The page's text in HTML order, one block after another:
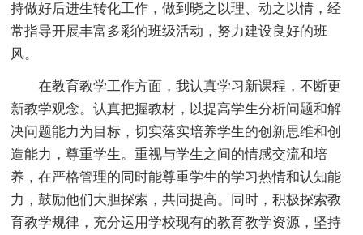
持做好后进生转化工作，做到晓之以理、动之以情，经
常指导开展丰富多彩的班级活动，努力建设良好的班
风。
在教育教学工作方面，我认真学习新课程，不断更
新教学观念。认真把握教材，以提高学生分析问题和解
决问题能力为目标，切实落实培养学生的创新思维和创
造能力，尊重学生。重视与学生之间的情感交流和培
养，在严格管理的同时能尊重学生的学习热情和认知能
力，鼓励他们大胆探索，共同提高。同时，积极探索教
育教学规律，充分运用学校现有的教育教学资源，坚持